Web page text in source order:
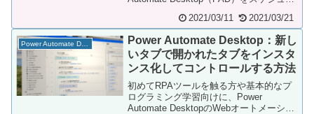
2021/03/11 2021/03/21
Power Automate Desktop
Power Automate Desktop：新し
いタブで開かれたタブをインスタ
ンス化してコントロールする方法
初めてRPAツールを触る方や基本的なプ
ログラミング学習向けに、Power
Automate DesktopのWebオートメーショ